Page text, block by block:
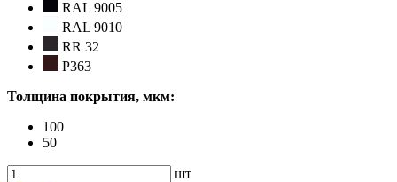
RAL 9005
RAL 9010
RR 32
Р363
Толщина покрытия, мкм:
100
50
шт